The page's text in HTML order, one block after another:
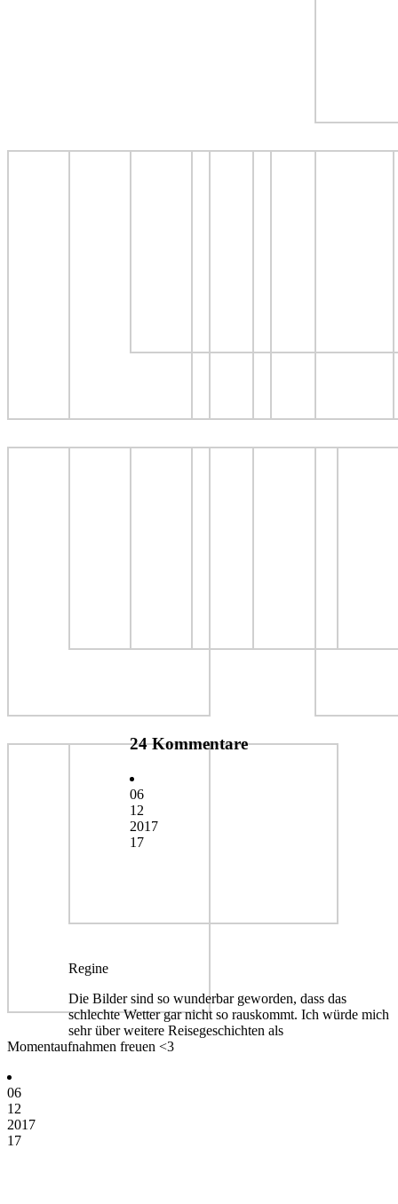
24 Kommentare
06
12
2017
17
Regine
Die Bilder sind so wunderbar geworden, dass das
schlechte Wetter gar nicht so rauskommt. Ich würde mich
sehr über weitere Reisegeschichten als
Momentaufnahmen freuen <3
06
12
2017
17